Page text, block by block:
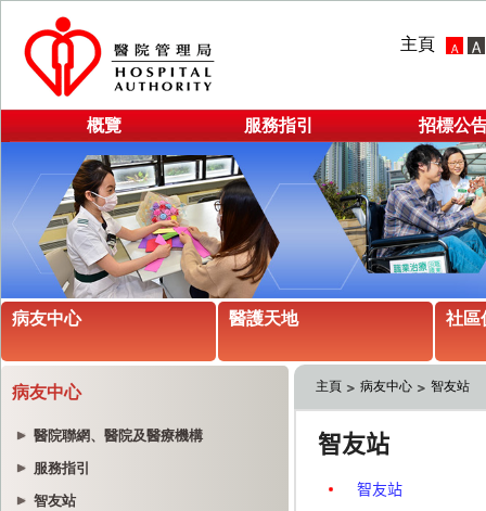
主頁
概覽 服務指引 招標公
病友中心 醫護天地 社區
病友中心
醫院聯網、醫院及醫療機構
服務指引
智友站
主頁 病友中心 智友站